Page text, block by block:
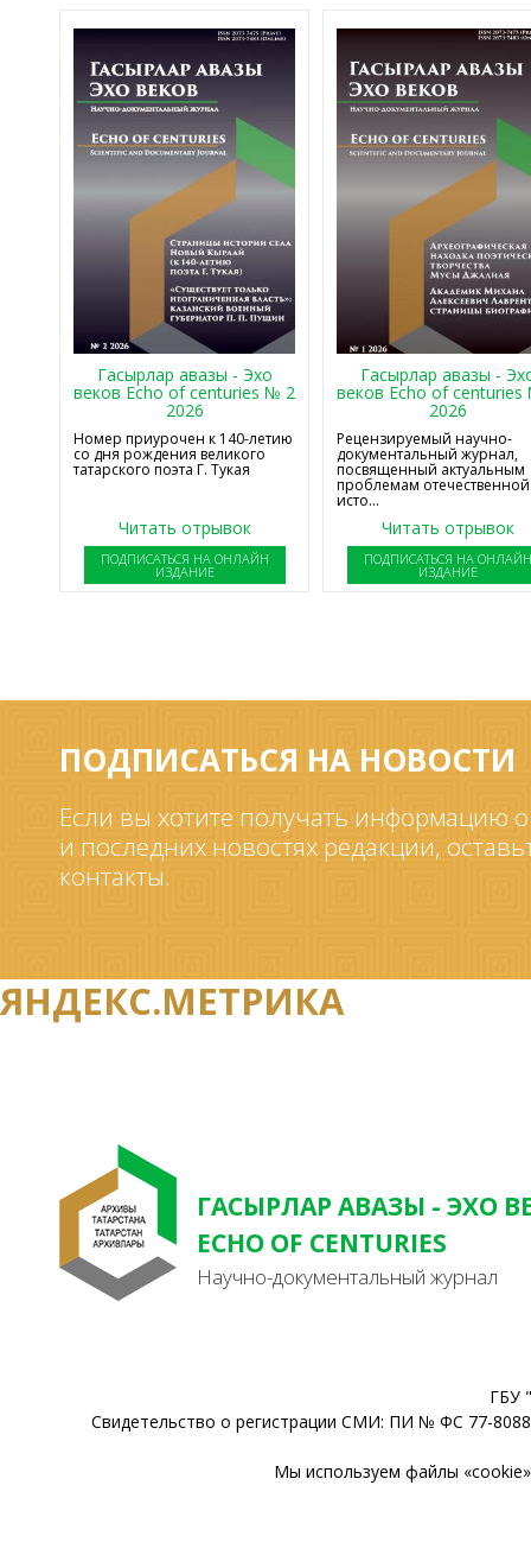
Гасырлар авазы - Эхо
веков Echo of centuries № 2
2026
Номер приурочен к 140-летию
со дня рождения великого
татарского поэта Г. Тукая
Читать отрывок
ПОДПИСАТЬСЯ НА ОНЛАЙН
ИЗДАНИЕ
Гасырлар авазы -
веков Echo of
2026
Рецензируемый научно-
документальный журнал,
посвященный актуальным
проблемам отечественной
исто...
Читать отрывок
ПОДПИСАТЬСЯ НА
ИЗДАНИЕ
ПОДПИСАТЬСЯ НА НОВОСТИ
Если вы хотите получать информацию
и последних новостях редакции,
контакты.
ЯНДЕКС.МЕТРИКА
ГАСЫРЛАР АВАЗЫ - ЭХО
ECHO OF CENTURIES
Научно-документальный журнал
ГБУ
Свидетельство о регистрации СМИ: ПИ № ФС 77-
Мы используем файлы «cookie»